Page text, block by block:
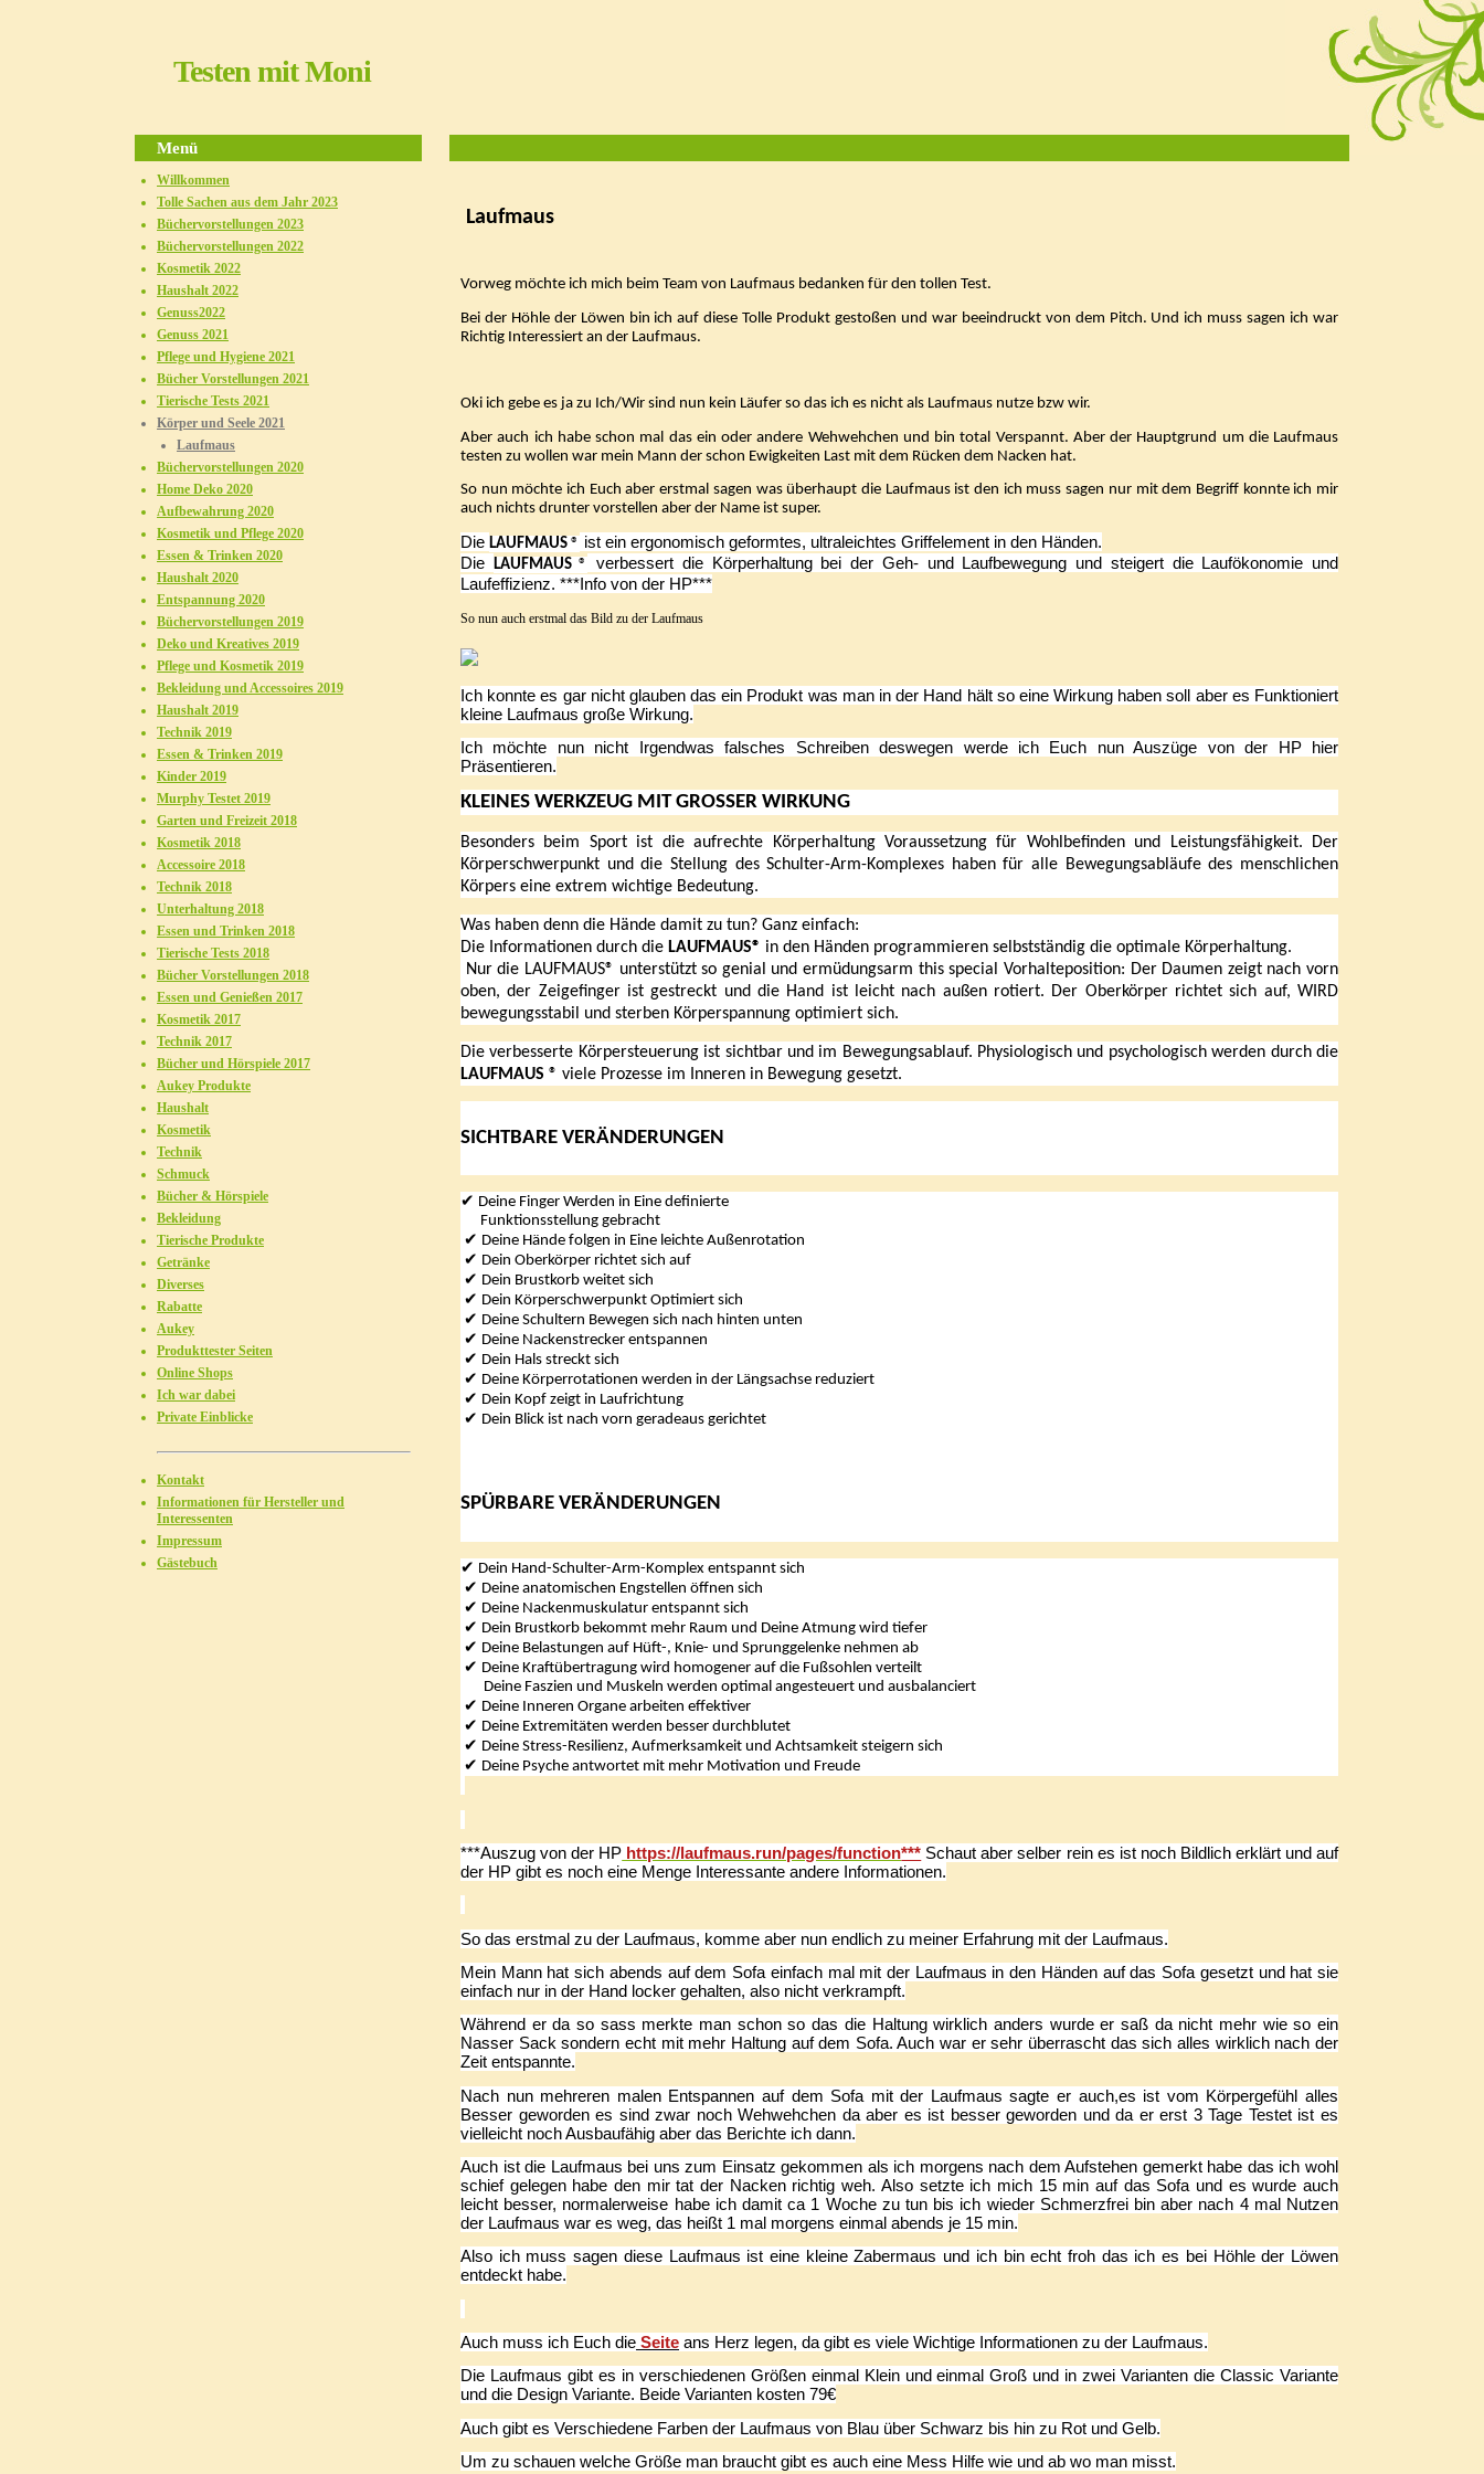
Testen mit Moni
Laufmaus
Vorweg möchte ich mich beim Team von Laufmaus bedanken für den tollen Test.
Bei der Höhle der Löwen bin ich auf diese Tolle Produkt gestoßen und war beeindruckt von dem Pitch. Und ich muss sagen ich war
Richtig Interessiert an der Laufmaus.
Oki ich gebe es ja zu Ich/Wir sind nun kein Läufer so das ich es nicht als Laufmaus nutze bzw wir.
Aber auch ich habe schon mal das ein oder andere Wehwehchen und bin total Verspannt. Aber der Hauptgrund um die Laufmaus
testen zu wollen war mein Mann der schon Ewigkeiten Last mit dem Rücken dem Nacken hat.
So nun möchte ich Euch aber erstmal sagen was überhaupt die Laufmaus ist den ich muss sagen nur mit dem Begriff konnte ich mir
auch nichts drunter vorstellen aber der Name ist super.
Die LAUFMAUS ® ist ein ergonomisch geformtes, ultraleichtes Griffelement in den Händen.
Die LAUFMAUS®
verbessert die Körperhaltung bei der Geh- und Laufbewegung und steigert die Laufökonomie und
Laufeffizienz. ***Info von der HP***
So nun auch erstmal das Bild zu der Laufmaus
Ich konnte es gar nicht glauben das ein Produkt was man in der Hand hält so eine Wirkung haben soll aber es Funktioniert
kleine Laufmaus große Wirkung.
Ich möchte nun nicht Irgendwas falsches Schreiben deswegen werde ich Euch nun Auszüge von der HP hier
Präsentieren.
KLEINES WERKZEUG MIT GROSSER WIRKUNG
Besonders beim Sport ist die aufrechte Körperhaltung Voraussetzung für Wohlbefinden und Leistungsfähigkeit. Der
Körperschwerpunkt und die Stellung des Schulter-Arm-Komplexes haben für alle Bewegungsabläufe des menschlichen
Körpers eine extrem wichtige Bedeutung.
Was haben denn die Hände damit zu tun? Ganz einfach:
Die Informationen durch die LAUFMAUS® in den Händen programmieren selbstständig die optimale Körperhaltung.
Nur die LAUFMAUS® unterstützt so genial und ermüdungsarm this special Vorhalteposition: Der Daumen zeigt nach vorn
oben, der Zeigefinger ist gestreckt und die Hand ist leicht nach außen rotiert. Der Oberkörper richtet sich auf, WIRD
bewegungsstabil und sterben Körperspannung optimiert sich.
Die verbesserte Körpersteuerung ist sichtbar und im Bewegungsablauf. Physiologisch und psychologisch werden durch die
LAUFMAUS ® viele Prozesse im Inneren in Bewegung gesetzt.
SICHTBARE VERÄNDERUNGEN
✔ Deine Finger Werden in Eine definierte
Funktionsstellung gebracht
✔ Deine Hände folgen in Eine leichte Außenrotation
✔ Dein Oberkörper richtet sich auf
✔ Dein Brustkorb weitet sich
✔ Dein Körperschwerpunkt Optimiert sich
✔ Deine Schultern Bewegen sich nach hinten unten
✔ Deine Nackenstrecker entspannen
✔ Dein Hals streckt sich
✔ Deine Körperrotationen werden in der Längsachse reduziert
✔ Dein Kopf zeigt in Laufrichtung
✔ Dein Blick ist nach vorn geradeaus gerichtet
SPÜRBARE VERÄNDERUNGEN
✔ Dein Hand-Schulter-Arm-Komplex entspannt sich
✔ Deine anatomischen Engstellen öffnen sich
✔ Deine Nackenmuskulatur entspannt sich
✔ Dein Brustkorb bekommt mehr Raum und Deine Atmung wird tiefer
✔ Deine Belastungen auf Hüft-, Knie- und Sprunggelenke nehmen ab
✔ Deine Kraftübertragung wird homogener auf die Fußsohlen verteilt
Deine Faszien und Muskeln werden optimal angesteuert und ausbalanciert
✔ Deine Inneren Organe arbeiten effektiver
✔ Deine Extremitäten werden besser durchblutet
✔ Deine Stress-Resilienz, Aufmerksamkeit und Achtsamkeit steigern sich
✔ Deine Psyche antwortet mit mehr Motivation und Freude
***Auszug von der HP https://laufmaus.run/pages/function*** Schaut aber selber rein es ist noch Bildlich erklärt und auf
der HP gibt es noch eine Menge Interessante andere Informationen.
So das erstmal zu der Laufmaus, komme aber nun endlich zu meiner Erfahrung mit der Laufmaus.
Mein Mann hat sich abends auf dem Sofa einfach mal mit der Laufmaus in den Händen auf das Sofa gesetzt und hat sie
einfach nur in der Hand locker gehalten, also nicht verkrampft.
Während er da so sass merkte man schon so das die Haltung wirklich anders wurde er saß da nicht mehr wie so ein
Nasser Sack sondern echt mit mehr Haltung auf dem Sofa. Auch war er sehr überrascht das sich alles wirklich nach der
Zeit entspannte.
Nach nun mehreren malen Entspannen auf dem Sofa mit der Laufmaus sagte er auch,es ist vom Körpergefühl alles
Besser geworden es sind zwar noch Wehwehchen da aber es ist besser geworden und da er erst 3 Tage Testet ist es
vielleicht noch Ausbaufähig aber das Berichte ich dann.
Auch ist die Laufmaus bei uns zum Einsatz gekommen als ich morgens nach dem Aufstehen gemerkt habe das ich wohl
schief gelegen habe den mir tat der Nacken richtig weh. Also setzte ich mich 15 min auf das Sofa und es wurde auch
leicht besser, normalerweise habe ich damit ca 1 Woche zu tun bis ich wieder Schmerzfrei bin aber nach 4 mal Nutzen
der Laufmaus war es weg, das heißt 1 mal morgens einmal abends je 15 min.
Also ich muss sagen diese Laufmaus ist eine kleine Zabermaus und ich bin echt froh das ich es bei Höhle der Löwen
entdeckt habe.
Auch muss ich Euch die Seite ans Herz legen, da gibt es viele Wichtige Informationen zu der Laufmaus.
Die Laufmaus gibt es in verschiedenen Größen einmal Klein und einmal Groß und in zwei Varianten die Classic Variante
und die Design Variante. Beide Varianten kosten 79€
Auch gibt es Verschiedene Farben der Laufmaus von Blau über Schwarz bis hin zu Rot und Gelb.
Um zu schauen welche Größe man braucht gibt es auch eine Mess Hilfe wie und ab wo man misst.
Menü
Willkommen
Tolle Sachen aus dem Jahr 2023
Büchervorstellungen 2023
Büchervorstellungen 2022
Kosmetik 2022
Haushalt 2022
Genuss2022
Genuss 2021
Pflege und Hygiene 2021
Bücher Vorstellungen 2021
Tierische Tests 2021
Körper und Seele 2021
Laufmaus
Büchervorstellungen 2020
Home Deko 2020
Aufbewahrung 2020
Kosmetik und Pflege 2020
Essen & Trinken 2020
Haushalt 2020
Entspannung 2020
Büchervorstellungen 2019
Deko und Kreatives 2019
Pflege und Kosmetik 2019
Bekleidung und Accessoires 2019
Haushalt 2019
Technik 2019
Essen & Trinken 2019
Kinder 2019
Murphy Testet 2019
Garten und Freizeit 2018
Kosmetik 2018
Accessoire 2018
Technik 2018
Unterhaltung 2018
Essen und Trinken 2018
Tierische Tests 2018
Bücher Vorstellungen 2018
Essen und Genießen 2017
Kosmetik 2017
Technik 2017
Bücher und Hörspiele 2017
Aukey Produkte
Haushalt
Kosmetik
Technik
Schmuck
Bücher & Hörspiele
Bekleidung
Tierische Produkte
Getränke
Diverses
Rabatte
Aukey
Produkttester Seiten
Online Shops
Ich war dabei
Private Einblicke
Kontakt
Informationen für Hersteller und
Interessenten
Impressum
Gästebuch